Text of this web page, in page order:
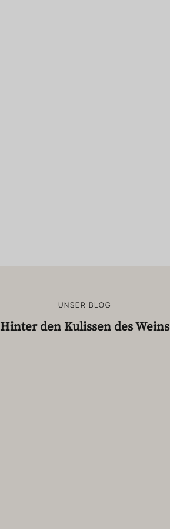
UNSER BLOG
Hinter den Kulissen des Weins